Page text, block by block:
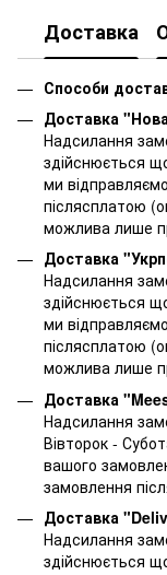
Доставка
Способи
Доставка
Надсилання
здійснюється
ми
післясплатою
можлива лише
Доставка
Надсилання
здійснюється
ми
післясплатою
можлива лише
Доставка
Надсилання
Вівторок -
вашого
замовлення
Доставка
Надсилання
здійснюється